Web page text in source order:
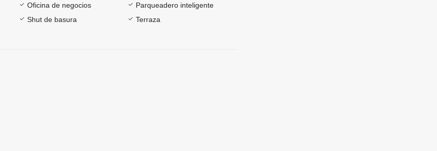
Oficina de negocios
Parqueadero inteligente
Shut de basura
Terraza